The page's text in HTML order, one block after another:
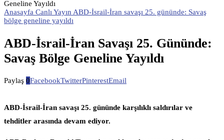
Geneline Yayıldı
Anasayfa Canlı Yayın ABD-İsrail-İran savaşı 25. gününde: Savaş
bölge geneline yayıldı
ABD-İsrail-İran Savaşı 25. Gününde:
Savaş Bölge Geneline Yayıldı
Paylaş 0FacebookTwitterPinterestEmail
ABD-İsrail-İran savaşı 25. gününde karşılıklı saldırılar ve
tehditler arasında devam ediyor.